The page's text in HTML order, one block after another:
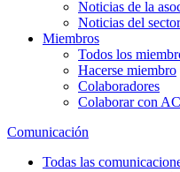
Noticias de la
Noticias del sector
Miembros
Todos los
Hacerse miembro
Colaboradores
Colaborar con
Comunicación
Todas las